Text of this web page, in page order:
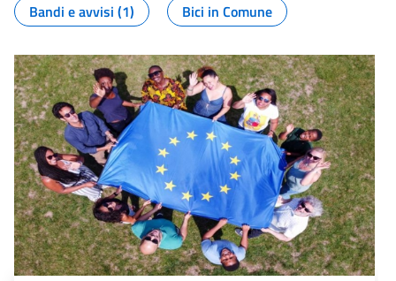
Bandi e avvisi (1)
Bici in Comune